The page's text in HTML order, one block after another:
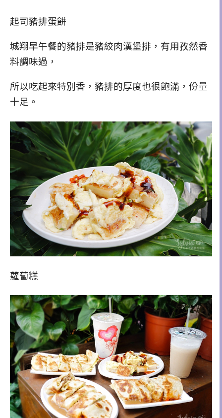
起司豬排蛋餅
城翔早午餐的豬排是豬絞肉漢堡排，有用孜然香
料調味過，
所以吃起來特別香，豬排的厚度也很飽滿，份量
十足。
蘿蔔糕